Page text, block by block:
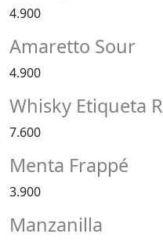
4.900
Amaretto Sour
4.900
Whisky Etiqueta
7.600
Menta Frappé
3.900
Manzanilla